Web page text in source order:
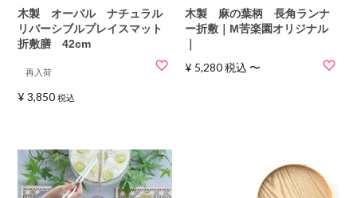
木製 オーバル ナチュラル
リバーシブルプレイスマット
折敷膳 42cm
再入荷
¥ 3,850 税込
木製 麻の葉柄 長角ランナ
ー折敷｜M苦楽園オリジナル
｜
¥ 5,280税込 〜